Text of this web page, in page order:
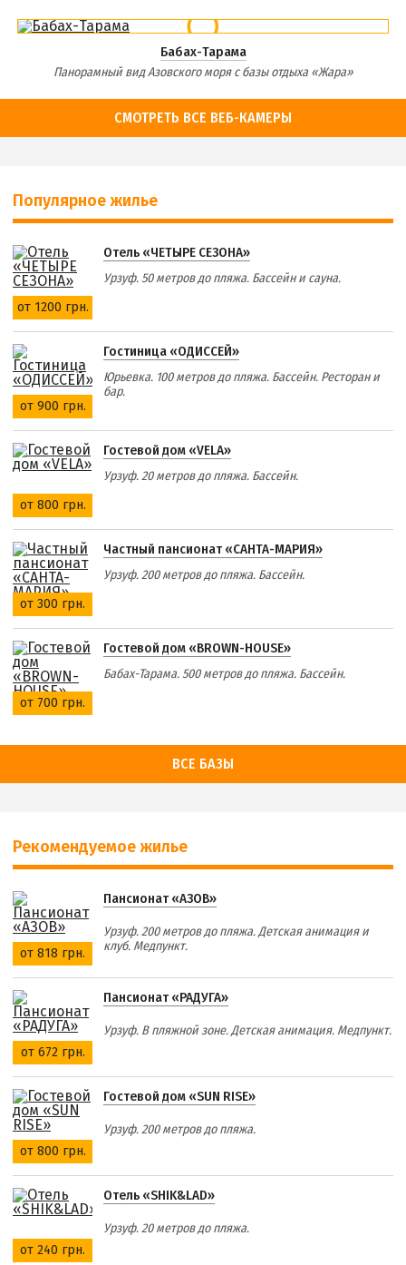
Бабах-Тарама
Панорамный вид Азовского моря с базы отдыха «Жара»
СМОТРЕТЬ ВСЕ ВЕБ-КАМЕРЫ
Популярное жилье
от 1200 грн.
Отель «ЧЕТЫРЕ СЕЗОНА»
Урзуф. 50 метров до пляжа. Бассейн и сауна.
от 900 грн.
Гостиница «ОДИССЕЙ»
Юрьевка. 100 метров до пляжа. Бассейн. Ресторан и
бар.
от 800 грн.
Гостевой дом «VELA»
Урзуф. 20 метров до пляжа. Бассейн.
от 300 грн.
Частный пансионат «САНТА-МАРИЯ»
Урзуф. 200 метров до пляжа. Бассейн.
от 700 грн.
Гостевой дом «BROWN-HOUSE»
Бабах-Тарама. 500 метров до пляжа. Бассейн.
ВСЕ БАЗЫ
Рекомендуемое жилье
от 818 грн.
Пансионат «АЗОВ»
Урзуф. 200 метров до пляжа. Детская анимация и
клуб. Медпункт.
от 672 грн.
Пансионат «РАДУГА»
Урзуф. В пляжной зоне. Детская анимация. Медпункт.
от 800 грн.
Гостевой дом «SUN RISE»
Урзуф. 200 метров до пляжа.
от 240 грн.
Отель «SHIK&LAD»
Урзуф. 20 метров до пляжа.